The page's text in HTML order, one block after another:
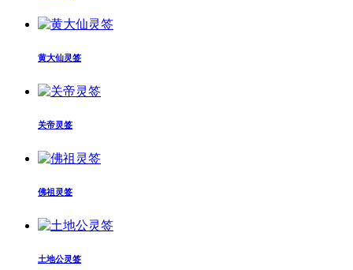
黄大仙灵签
关帝灵签
佛祖灵签
土地公灵签